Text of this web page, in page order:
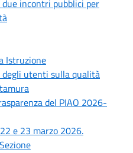
due incontri pubblici per
Istruzione
utenti sulla qualità
del PIAO 2026-
e 23 marzo 2026.